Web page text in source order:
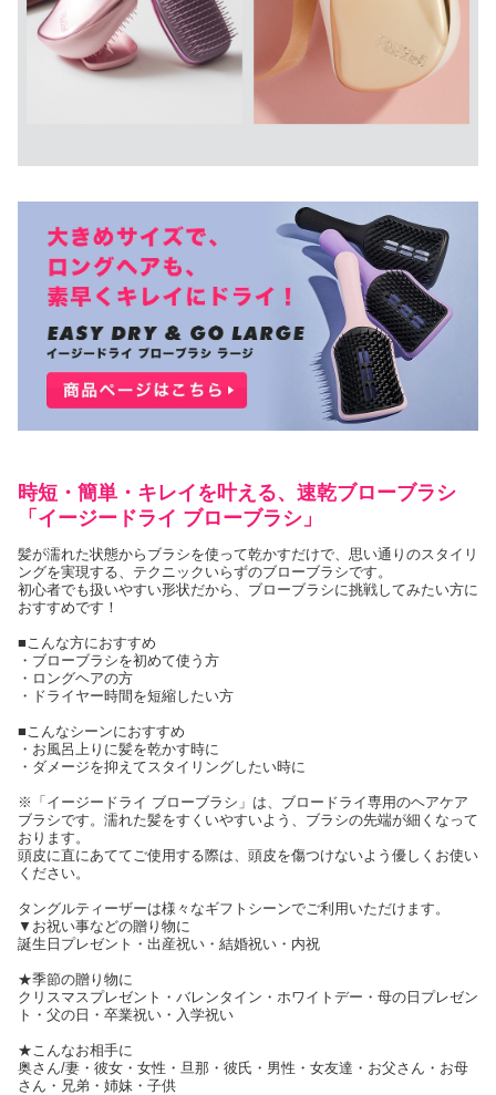
時短・簡単・キレイを叶える、速乾ブローブラシ
「イージードライ ブローブラシ」
髪が濡れた状態からブラシを使って乾かすだけで、思い通りのスタイリ
ングを実現する、テクニックいらずのブローブラシです。
初心者でも扱いやすい形状だから、ブローブラシに挑戦してみたい方に
おすすめです！
■こんな方におすすめ
・ブローブラシを初めて使う方
・ロングヘアの方
・ドライヤー時間を短縮したい方
■こんなシーンにおすすめ
・お風呂上りに髪を乾かす時に
・ダメージを抑えてスタイリングしたい時に
※「イージードライ ブローブラシ」は、ブロードライ専用のヘアケア
ブラシです。濡れた髪をすくいやすいよう、ブラシの先端が細くなって
おります。
頭皮に直にあててご使用する際は、頭皮を傷つけないよう優しくお使い
ください。
タングルティーザーは様々なギフトシーンでご利用いただけます。
▼お祝い事などの贈り物に
誕生日プレゼント・出産祝い・結婚祝い・内祝
★季節の贈り物に
クリスマスプレゼント・バレンタイン・ホワイトデー・母の日プレゼン
ト・父の日・卒業祝い・入学祝い
★こんなお相手に
奥さん/妻・彼女・女性・旦那・彼氏・男性・女友達・お父さん・お母
さん・兄弟・姉妹・子供